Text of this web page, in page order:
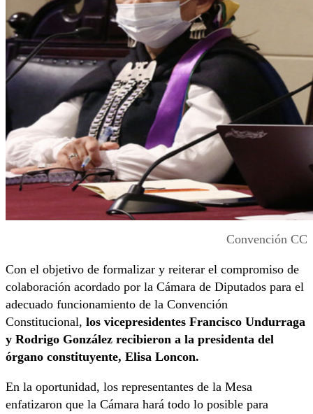
Convención CC
Con el objetivo de formalizar y reiterar el compromiso de
colaboración acordado por la Cámara de Diputados para el
adecuado funcionamiento de la Convención
Constitucional, los vicepresidentes Francisco Undurraga
y Rodrigo González recibieron a la presidenta del
órgano constituyente, Elisa Loncon.
En la oportunidad, los representantes de la Mesa
enfatizaron que la Cámara hará todo lo posible para